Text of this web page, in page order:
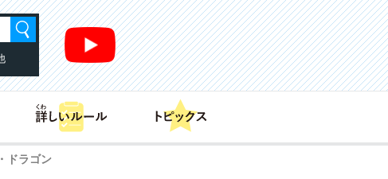
へ・あそび方商品情報 カードリスト
ドラゴン